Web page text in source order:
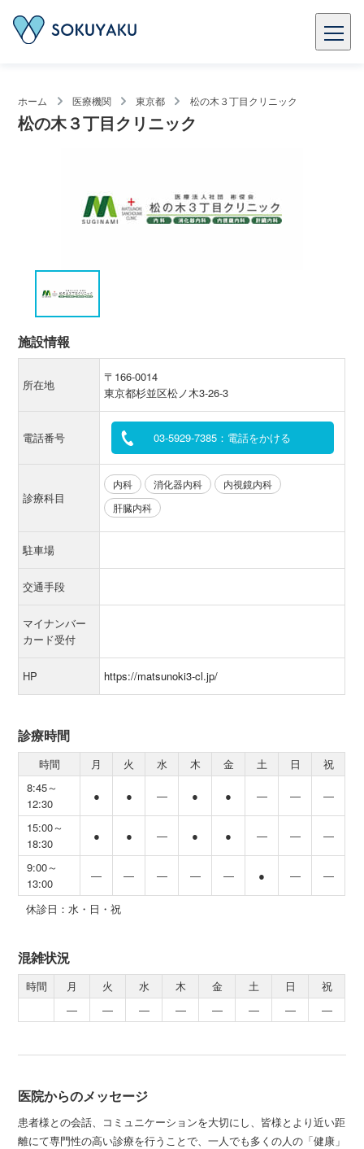
ホーム 医療機関 東京都 松の木３丁目クリニック
松の木３丁目クリニック
施設情報
所在地
〒166-0014
東京都杉並区松ノ木3-26-3
電話番号 03-5929-7385：電話をかける
診療科目
内科 消化器内科
内視鏡内科
肝臓内科
駐車場
交通手段
マイナンバー
カード受付
HP https://matsunoki3-cl.jp/
診療時間
時間 月 火 水 木 金 土 日
祝
8:45～
12:30
● ● ― ● ● ― ― ―
15:00～
18:30
● ● ― ● ● ― ― ―
9:00～
13:00
― ― ― ― ― ● ― ―
休診日：水・日・祝
混雑状況
時間 月 火 水 木 金 土 日
祝
―
― ― ― ― ― ― ―
医院からのメッセージ
患者様との会話、コミュニケーションを大切にし、皆様とより近い距
離にて専門性の高い診療を行うことで、一人でも多くの人の「健康」